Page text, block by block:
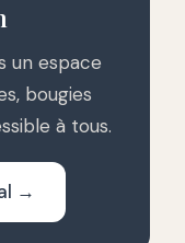
un espace
bougies
à tous.
→